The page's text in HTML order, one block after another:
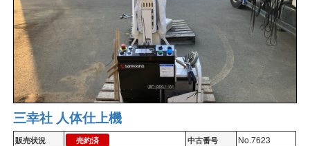
三幸社 人体仕上機
販売状況 売約済 中古番号 No.7623